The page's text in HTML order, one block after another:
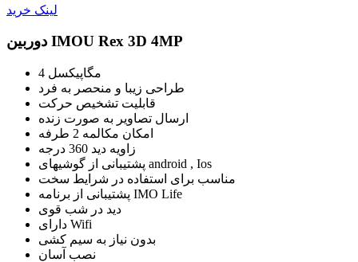
لینک خرید
دوربین IMOU Rex 3D 4MP
4 مگاپیکسل
طراحی زیبا و منحصر به فرد
قابلیت تشخیص حرکت
زاویه دید 360 درجه
پشتیبانی از گوشیهای android , Ios
مناسب برای استفاده در شرایط سخت
پشتیبانی از برنامه IMO Life
دید در شب قوی
دارای Wifi
بدون نیاز به سیم کشی
نصب آسان